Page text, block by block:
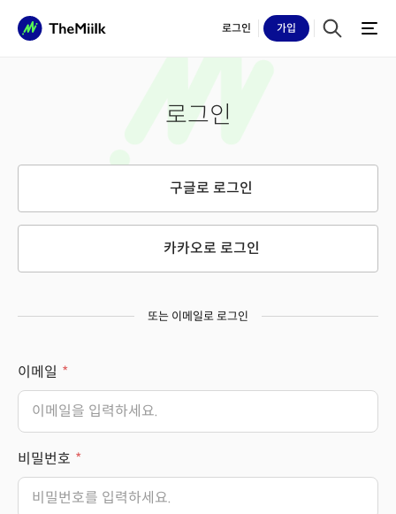
로그인 가입
로그인
구글로 로그인
카카오로 로그인
또는 이메일로 로그인
이메일
비밀번호